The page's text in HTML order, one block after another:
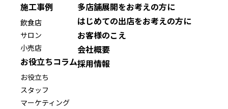
施工事例
飲食店
サロン
小売店
お役立ちコラム
お役立ち
スタッフ
マーケティング
多店舗展開をお考えの方に
はじめての出店をお考えの方に
お客様のこえ
会社概要
採用情報